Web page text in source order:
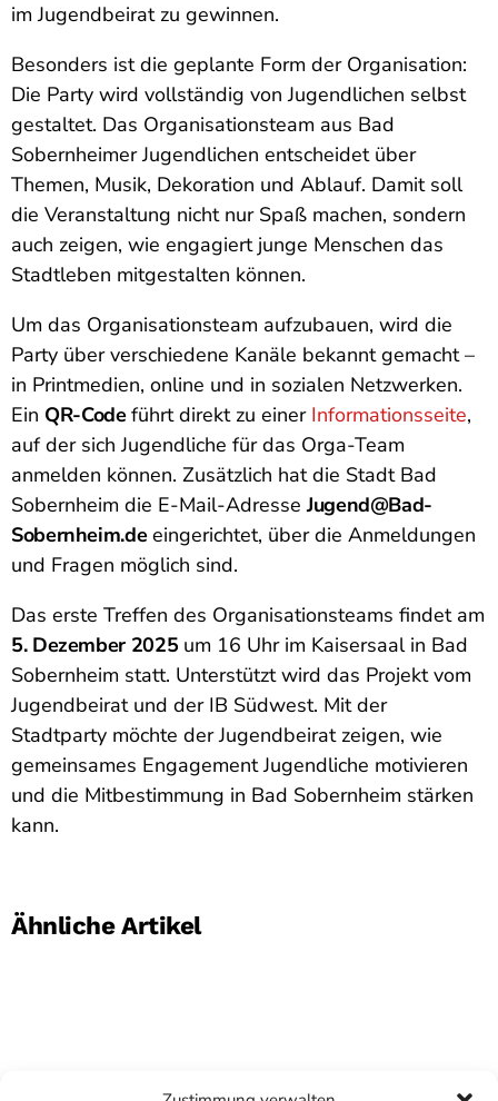
im Jugendbeirat zu gewinnen.
Besonders ist die geplante Form der Organisation:
Die Party wird vollständig von Jugendlichen selbst
gestaltet. Das Organisationsteam aus Bad
Sobernheimer Jugendlichen entscheidet über
Themen, Musik, Dekoration und Ablauf. Damit soll
die Veranstaltung nicht nur Spaß machen, sondern
auch zeigen, wie engagiert junge Menschen das
Stadtleben mitgestalten können.
Um das Organisationsteam aufzubauen, wird die
Party über verschiedene Kanäle bekannt gemacht –
in Printmedien, online und in sozialen Netzwerken.
Ein QR-Codeführt direkt zu einer Informationsseite,
auf der sich Jugendliche für das Orga-Team
anmelden können. Zusätzlich hat die Stadt Bad
Sobernheim die E-Mail-AdresseJugend@Bad-
Sobernheim.deeingerichtet, über die Anmeldungen
und Fragen möglich sind.
Das erste Treffen des Organisationsteams findet am
5. Dezember 2025 um 16 Uhr im Kaisersaal in Bad
Sobernheim statt. Unterstützt wird das Projekt vom
Jugendbeirat und der IB Südwest. Mit der
Stadtparty möchte der Jugendbeirat zeigen, wie
gemeinsames Engagement Jugendliche motivieren
und die Mitbestimmung in Bad Sobernheim stärken
kann.
Ähnliche Artikel